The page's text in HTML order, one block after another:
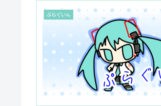
ぷらぐいん